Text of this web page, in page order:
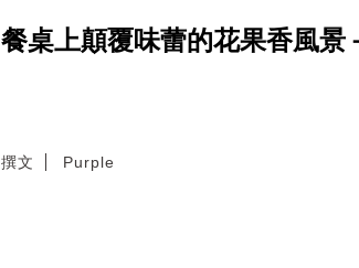
餐桌上顛覆味蕾的花果香風景
撰文 Purple